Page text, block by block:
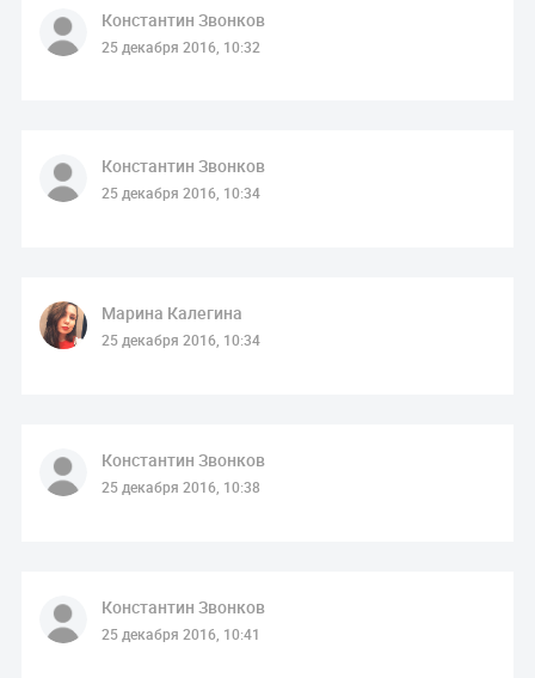
Константин Звонков
25 декабря 2016, 10:32
Константин Звонков
25 декабря 2016, 10:34
Марина Калегина
25 декабря 2016, 10:34
Константин Звонков
25 декабря 2016, 10:38
Константин Звонков
25 декабря 2016, 10:41